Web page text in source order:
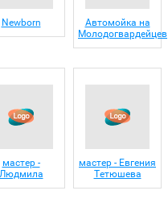
Newborn
Автомойка на
Молодогвардейцев
мастер -
Людмила
мастер - Евгения
Тетюшева